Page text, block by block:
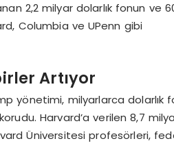
2,2 milyar dolarlık fonun ve
Columbia ve UPenn gibi
Artıyor
yönetimi, milyarlarca dolarlık
Harvard’a verilen 8,7
Üniversitesi profesörleri,